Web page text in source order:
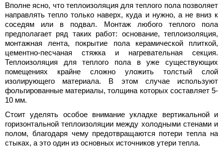
Вполне ясно, что теплоизоляция для теплого пола позволяет
направлять тепло только наверх, куда и нужно, а не вниз к
соседям или в подвал. Монтаж любого теплого пола
предполагает ряд таких работ: основание, теплоизоляция,
монтажная лента, покрытие пола керамической плиткой,
цементно-песчаная стяжка и нагревательная секция.
Теплоизоляция для теплого пола в уже существующих
помещениях крайне сложно уложить толстый слой
изолирующего материала. В этом случае используют
фольгированные материалы, толщина которых составляет 5-
10 мм.
Стоит уделять особое внимание укладке вертикальной и
горизонтальной теплоизоляции между холодными стенами и
полом, благодаря чему предотвращаются потери тепла на
стыках, а это один из основных источников утери тепла.